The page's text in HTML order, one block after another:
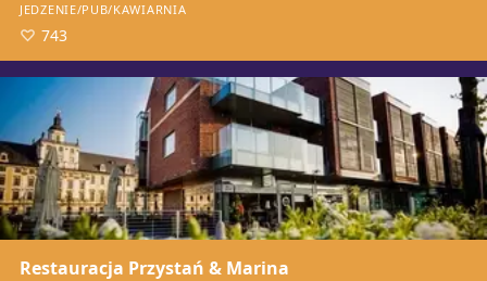
JEDZENIE/PUB/KAWIARNIA
743
Restauracja Przystań & Marina